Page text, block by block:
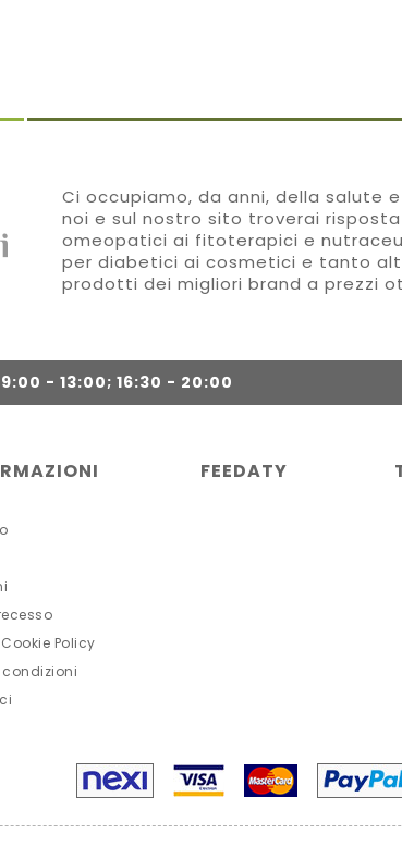
Ci occupiamo, da anni, della salute
noi e sul nostro sito troverai
omeopatici ai fitoterapici e
per diabetici ai cosmetici e tanto
prodotti dei migliori brand a prezzi
- 13:00; 16:30 - 20:00
Policy
condizioni
FEEDATY